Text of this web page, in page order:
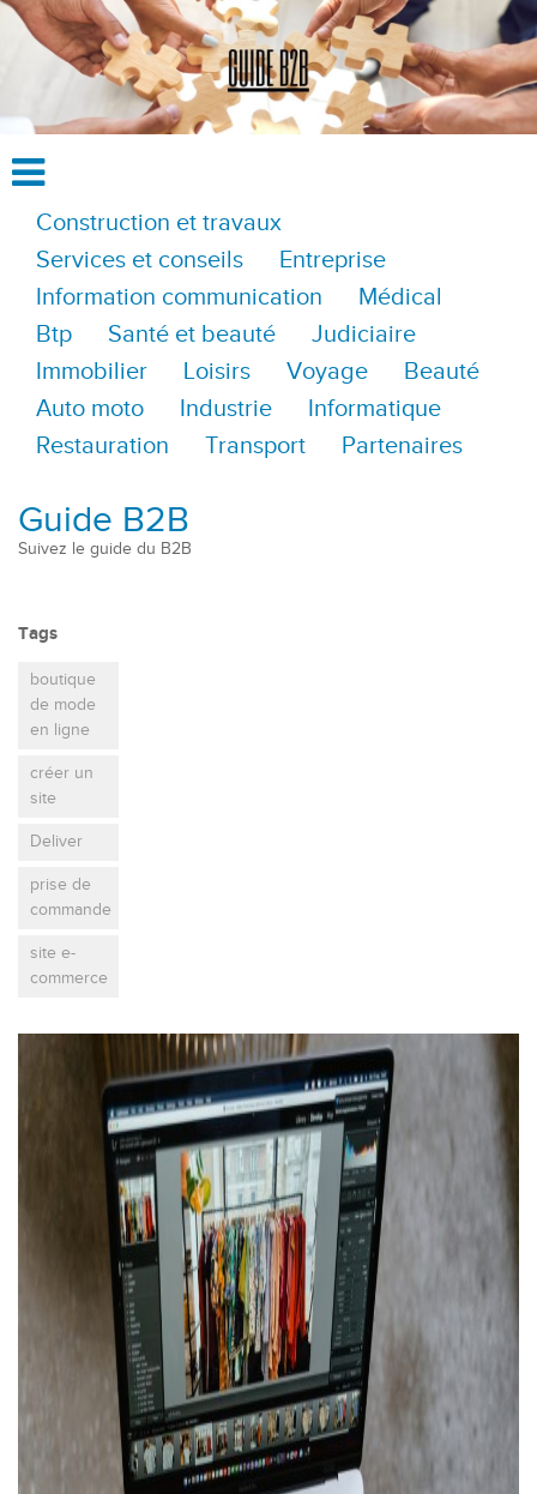
Construction et travaux
Services et conseils
Entreprise
Information communication
Médical
Btp
Santé et beauté
Judiciaire
Immobilier
Loisirs Voyage
Beauté
Auto moto
Industrie
Informatique
Restauration
Transport Partenaires
Guide B2B
Suivez le guide du B2B
Tags
boutique
de mode
en ligne
créer un
site
Deliver
prise de
commande
site e-
commerce